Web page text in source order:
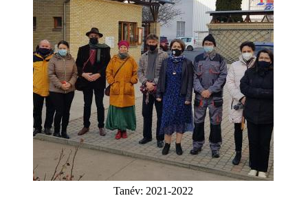
Tanév: 2021-2022